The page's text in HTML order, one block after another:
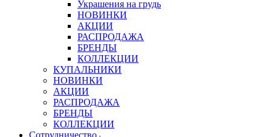
Украшения на грудь
НОВИНКИ
АКЦИИ
РАСПРОДАЖА
БРЕНДЫ
КОЛЛЕКЦИИ
КУПАЛЬНИКИ
НОВИНКИ
АКЦИИ
РАСПРОДАЖА
БРЕНДЫ
КОЛЛЕКЦИИ
Сотрудничество